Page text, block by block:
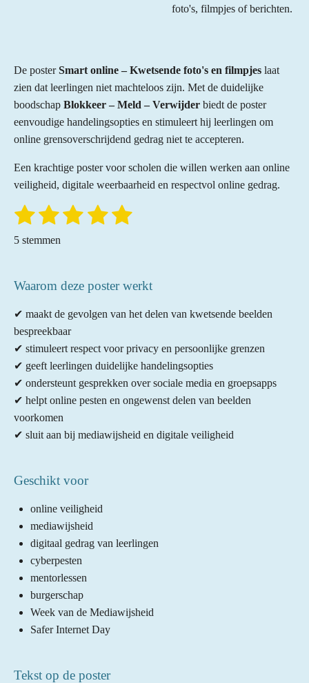
foto's, filmpjes of berichten.
De posterSmart online – Kwetsende foto's en filmpjes laat
zien dat leerlingen niet machteloos zijn. Met de duidelijke
boodschap Blokkeer – Meld – Verwijder biedt de poster
eenvoudige handelingsopties en stimuleert hij leerlingen om
online grensoverschrijdend gedrag niet te accepteren.
Een krachtige poster voor scholen die willen werken aan online
veiligheid, digitale weerbaarheid en respectvol online gedrag.
R
t
n
:
5
s
t
e
r
r
e
1
s
e
2
s
e
r
e
n
3
e
r
e
n
4
e
r
e
n
5
e
r
e
n
S
n
5 stemmen
Waarom deze poster werkt
✔ maakt de gevolgen van het delen van kwetsende beelden
bespreekbaar
✔ stimuleert respect voor privacy en persoonlijke grenzen
✔ geeft leerlingen duidelijke handelingsopties
✔ ondersteunt gesprekken over sociale media en groepsapps
✔ helpt online pesten en ongewenst delen van beelden
voorkomen
✔ sluit aan bij mediawijsheid en digitale veiligheid
Geschikt voor
online veiligheid
mediawijsheid
digitaal gedrag van leerlingen
cyberpesten
mentorlessen
burgerschap
Week van de Mediawijsheid
Safer Internet Day
Tekst op de poster